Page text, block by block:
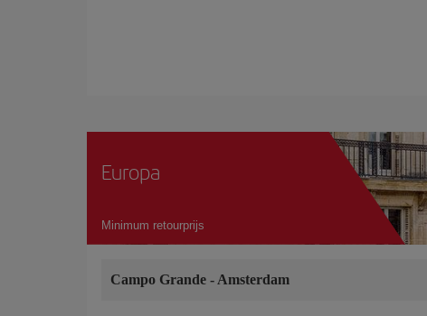
Europa
Minimum retourprijs
Campo Grande - Amsterdam